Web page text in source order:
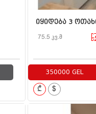
იყიდება 3
75.5 კვ.მ
350000 GEL
₾ $